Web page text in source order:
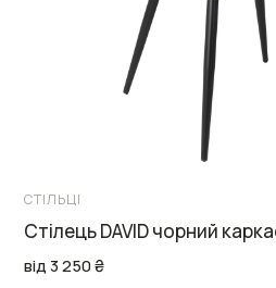
СТІЛЬЦІ
Cтілець DAVID чорний
від 3 250 ₴